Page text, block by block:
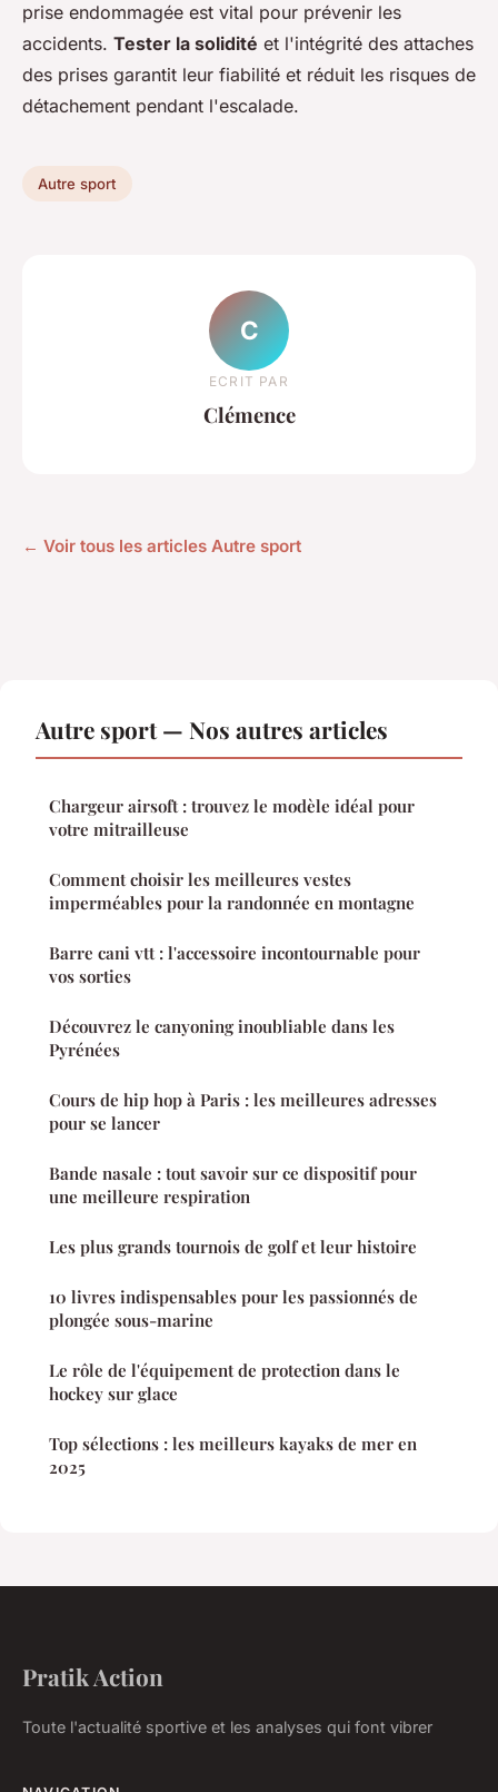
prise endommagée est vital pour prévenir les
accidents. Tester la solidité et l'intégrité des attaches
des prises garantit leur fiabilité et réduit les risques de
détachement pendant l'escalade.
Autre sport
C
ECRIT PAR
Clémence
← Voir tous les articles Autre sport
Autre sport — Nos autres articles
Chargeur airsoft : trouvez le modèle idéal pour
votre mitrailleuse
Comment choisir les meilleures vestes
imperméables pour la randonnée en montagne
Barre cani vtt : l'accessoire incontournable pour
vos sorties
Découvrez le canyoning inoubliable dans les
Pyrénées
Cours de hip hop à Paris : les meilleures adresses
pour se lancer
Bande nasale : tout savoir sur ce dispositif pour
une meilleure respiration
Les plus grands tournois de golf et leur histoire
10 livres indispensables pour les passionnés de
plongée sous-marine
Le rôle de l'équipement de protection dans le
hockey sur glace
Top sélections : les meilleurs kayaks de mer en
2025
Pratik Action
Toute l'actualité sportive et les analyses qui font vibrer